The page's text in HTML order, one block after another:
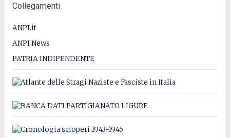
Collegamenti
ANPI.it
ANPI News
PATRIA INDIPENDENTE